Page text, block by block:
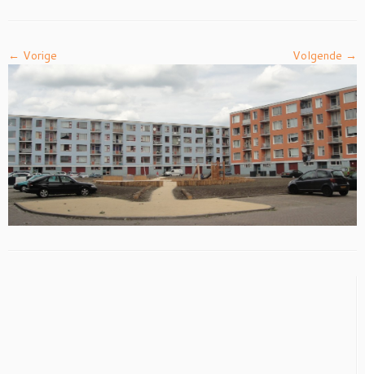
← Vorige Volgende →